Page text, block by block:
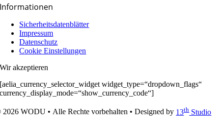
Informationen
Sicherheitsdatenblätter
Impressum
Datenschutz
Cookie Einstellungen
Wir akzeptieren
[aelia_currency_selector_widget widget_type=“dropdown_flags“
currency_display_mode=“show_currency_code“]
WODU • Alle Rechte vorbehalten • Designed by 13thStudio